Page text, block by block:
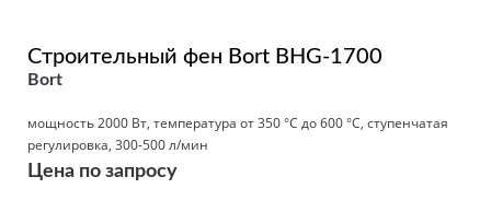
Строительный фен Bort BHG-1700
Bort
мощность 2000 Вт, температура от 350 °С до 600 °С, ступенчатая
регулировка, 300-500 л/мин
Цена по запросу